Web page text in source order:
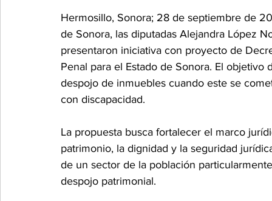
Hermosillo, Sonora; 28 de septiembre de
de Sonora, las diputadas Alejandra López
presentaron iniciativa con proyecto de
Penal para el Estado de Sonora. El
despojo de inmuebles cuando este se
con discapacidad.
La propuesta busca fortalecer el marco
patrimonio, la dignidad y la seguridad
de un sector de la población
despojo patrimonial.